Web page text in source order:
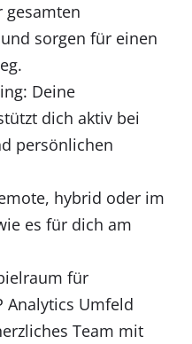
gesamten
sorgen für einen
Deine
dich aktiv bei
persönlichen
hybrid oder im
es für dich am
für
Analytics Umfeld
Team mit